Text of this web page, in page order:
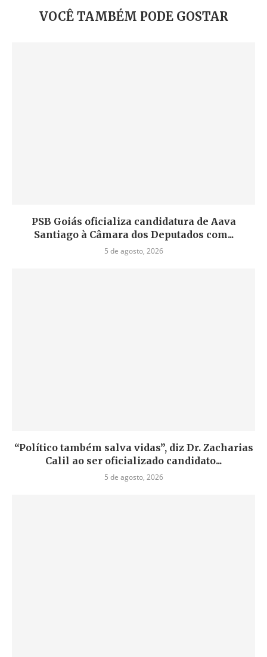
VOCÊ TAMBÉM PODE GOSTAR
PSB Goiás oficializa candidatura de Aava
Santiago à Câmara dos Deputados com...
5 de agosto, 2026
“Político também salva vidas”, diz Dr. Zacharias
Calil ao ser oficializado candidato...
5 de agosto, 2026